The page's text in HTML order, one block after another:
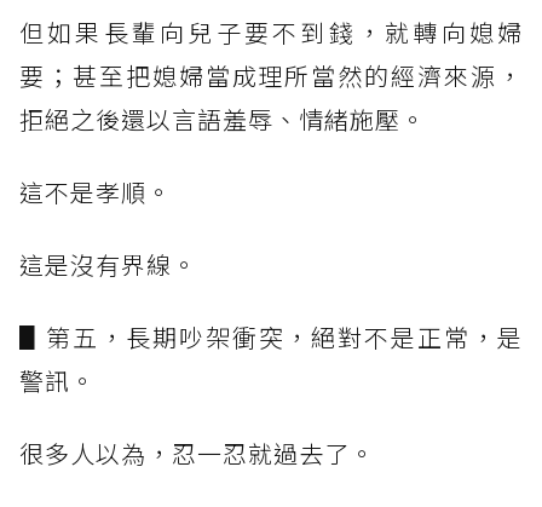
但如果長輩向兒子要不到錢，就轉向媳婦
要；甚至把媳婦當成理所當然的經濟來源，
拒絕之後還以言語羞辱、情緒施壓。
這不是孝順。
這是沒有界線。
▋第五，長期吵架衝突，絕對不是正常，是
警訊。
很多人以為，忍一忍就過去了。